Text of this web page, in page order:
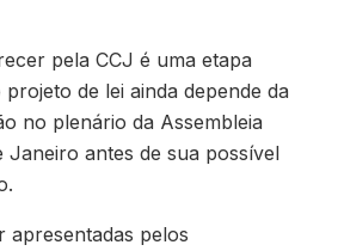
pela CCJ é uma etapa
de lei ainda depende da
no plenário da Assembleia
Janeiro antes de sua possível
apresentadas pelos